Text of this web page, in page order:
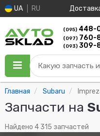
UA RU
(095) 448-
(097) 760-
(093) 309-
Какую запчасть
Главная Subaru
Запчасти на
Найдено 4 315 запчастей